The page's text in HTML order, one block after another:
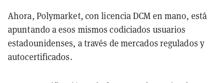
Ahora, Polymarket, con licencia DCM en mano, está
apuntando a esos mismos codiciados usuarios
estadounidenses, a través de mercados regulados y
autocertificados.